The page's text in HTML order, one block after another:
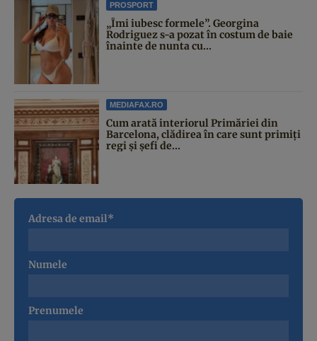
PROSPORT
„Îmi iubesc formele”. Georgina
Rodriguez s-a pozat în costum de baie
înainte de nunta cu...
MEDIAFAX.RO
Cum arată interiorul Primăriei din
Barcelona, clădirea în care sunt primiți
regi și șefi de...
Adresa de email*
Numele
Prenumele